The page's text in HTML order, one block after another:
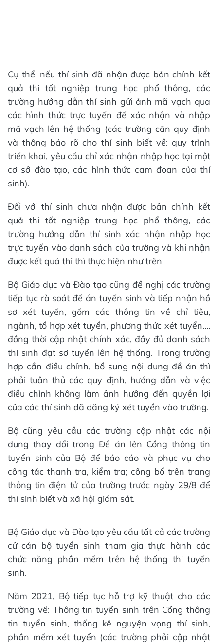
Cụ thể, nếu thí sinh đã nhận được bản chính kết
quả thi tốt nghiệp trung học phổ thông, các
trường hướng dẫn thí sinh gửi ảnh mã vạch qua
các hình thức trực tuyến để xác nhận và nhập
mã vạch lên hệ thống (các trường cần quy định
và thông báo rõ cho thí sinh biết về: quy trình
triển khai, yêu cầu chỉ xác nhận nhập học tại một
cơ sở đào tạo, các hình thức cam đoan của thí
sinh).
Đối với thí sinh chưa nhận được bản chính kết
quả thi tốt nghiệp trung học phổ thông, các
trường hướng dẫn thí sinh xác nhận nhập học
trực tuyến vào danh sách của trường và khi nhận
được kết quả thi thì thực hiện như trên.
Bộ Giáo dục và Đào tạo cũng đề nghị các trường
tiếp tục rà soát đề án tuyển sinh và tiếp nhận hồ
sơ xét tuyển, gồm các thông tin về chỉ tiêu,
ngành, tổ hợp xét tuyển, phương thức xét tuyển….
đồng thời cập nhật chính xác, đầy đủ danh sách
thí sinh đạt sơ tuyển lên hệ thống. Trong trường
hợp cần điều chỉnh, bổ sung nội dung đề án thì
phải tuân thủ các quy định, hướng dẫn và việc
điều chỉnh không làm ảnh hưởng đến quyền lợi
của các thí sinh đã đăng ký xét tuyển vào trường.
Bộ cũng yêu cầu các trường cập nhật các nội
dung thay đổi trong Đề án lên Cổng thông tin
tuyển sinh của Bộ để báo cáo và phục vụ cho
công tác thanh tra, kiểm tra; công bố trên trang
thông tin điện tử của trường trước ngày 29/8 để
thí sinh biết và xã hội giám sát.
Bộ Giáo dục và Đào tạo yêu cầu tất cả các trường
cử cán bộ tuyển sinh tham gia thực hành các
chức năng phần mềm trên hệ thống thi tuyển
sinh.
Năm 2021, Bộ tiếp tục hỗ trợ kỹ thuật cho các
trường về: Thông tin tuyển sinh trên Cổng thông
tin tuyển sinh, thống kê nguyện vọng thí sinh,
phần mềm xét tuyển (các trường phải cập nhật